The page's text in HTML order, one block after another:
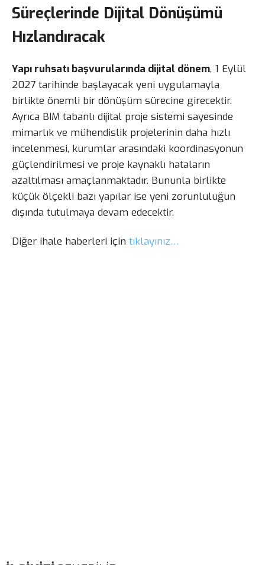
Süreçlerinde Dijital Dönüşümü
Hızlandıracak
Yapı ruhsatı başvurularında dijital dönem, 1 Eylül
2027 tarihinde başlayacak yeni uygulamayla
birlikte önemli bir dönüşüm sürecine girecektir.
Ayrıca BIM tabanlı dijital proje sistemi sayesinde
mimarlık ve mühendislik projelerinin daha hızlı
incelenmesi, kurumlar arasındaki koordinasyonun
güçlendirilmesi ve proje kaynaklı hataların
azaltılması amaçlanmaktadır. Bununla birlikte
küçük ölçekli bazı yapılar ise yeni zorunluluğun
dışında tutulmaya devam edecektir.
Diğer ihale haberleri için tıklayınız…